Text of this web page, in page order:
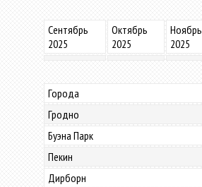
Сентябрь
2025
Октябрь
2025
Ноябрь
2025
Города
Гродно
Буэна Парк
Пекин
Дирборн